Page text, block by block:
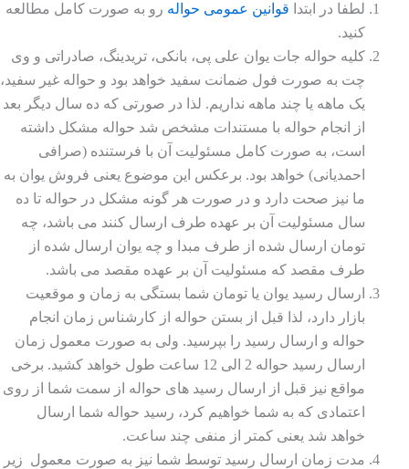
لطفا در ابتدا قوانین عمومی حواله رو به صورت کامل مطالعه
کنید.
کلیه حواله جات یوان علی پی، بانکی، تریدینگ، صادراتی و وی
چت به صورت فول ضمانت سفید خواهد بود و حواله غیر سفید،
یک ماهه یا چند ماهه نداریم. لذا در صورتی که ده سال دیگر بعد
از انجام حواله با مستندات مشخص شد حواله مشکل داشته
است، به صورت کامل مسئولیت آن با فرستنده (صرافی
احمدیانی) خواهد بود. برعکس این موضوع یعنی فروش یوان به
ما نیز صحت دارد و در صورت هر گونه مشکل در حواله تا ده
سال مسئولیت آن بر عهده طرف ارسال کنند می باشد، چه
تومان ارسال شده از طرف مبدا و چه یوان ارسال شده از
طرف مقصد که مسئولیت آن بر عهده مقصد می باشد.
ارسال رسید یوان یا تومان شما بستگی به زمان و موقعیت
بازار دارد، لذا قبل از بستن حواله از کارشناس زمان انجام
حواله و ارسال رسید را بپرسید. ولی به صورت معمول زمان
ارسال رسید حواله 2 الی 12 ساعت طول خواهد کشید. برخی
مواقع نیز قبل از ارسال رسید های حواله از سمت شما از روی
اعتمادی که به شما خواهیم کرد، رسید حواله شما ارسال
خواهد شد یعنی کمتر از منفی چند ساعت.
مدت زمان ارسال رسید توسط شما نیز به صورت معمول زیر